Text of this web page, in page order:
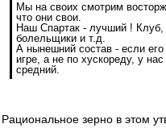
Мы на своих смотрим
что они свои.
Наш Спартак - лучший ! Клуб,
болельщики и т.д.
А нынешний состав - если его
игре, а не по хускореду, у
средний.
Рациональное зерно в этом